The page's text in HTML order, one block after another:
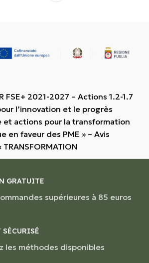
FSE+ 2021-2027 – Actions 1.2-1.7
l’innovation et le progrès
actions pour la transformation
en faveur des PME » – Avis
TRANSFORMATION
GRATUITE
supérieures à 85 euros
SÉCURISÉ
les méthodes disponibles